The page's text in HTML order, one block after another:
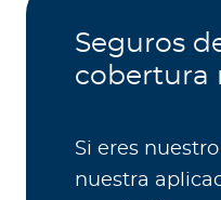
Seguros
cobertura
Si eres
nuestra